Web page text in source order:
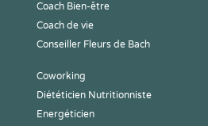
Coach Bien-être
Coach de vie
Conseiller Fleurs de Bach
Coworking
Diététicien Nutritionniste
Energéticien